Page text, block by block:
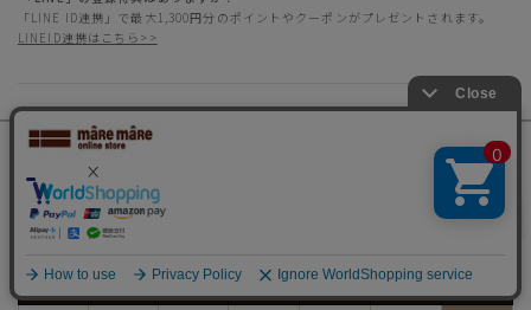
「LINE ID連携」で最大1,300円分のポイントやクーポンがプレゼントされます。
LINEID連携はこちら>>
営業日カレンダー の日は休業日です
8月
日 火 水 木 金 土
何かお探しですか？